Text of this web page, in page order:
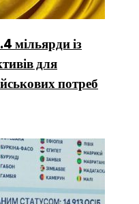
мільярди із
для
потреб